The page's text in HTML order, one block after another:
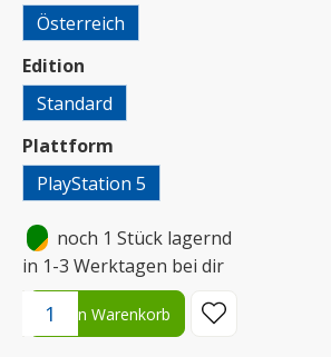
Österreich
Edition
Standard
Plattform
PlayStation 5
noch 1 Stück lagernd
in 1-3 Werktagen bei dir
Produkt Anzahl: Gib den gewünschten
In den Warenkorb